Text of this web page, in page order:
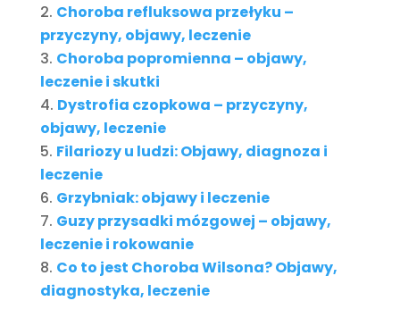
Choroba refluksowa przełyku –
przyczyny, objawy, leczenie
Choroba popromienna – objawy,
leczenie i skutki
Dystrofia czopkowa – przyczyny,
objawy, leczenie
Filariozy u ludzi: Objawy, diagnoza i
leczenie
Grzybniak: objawy i leczenie
Guzy przysadki mózgowej – objawy,
leczenie i rokowanie
Co to jest Choroba Wilsona? Objawy,
diagnostyka, leczenie